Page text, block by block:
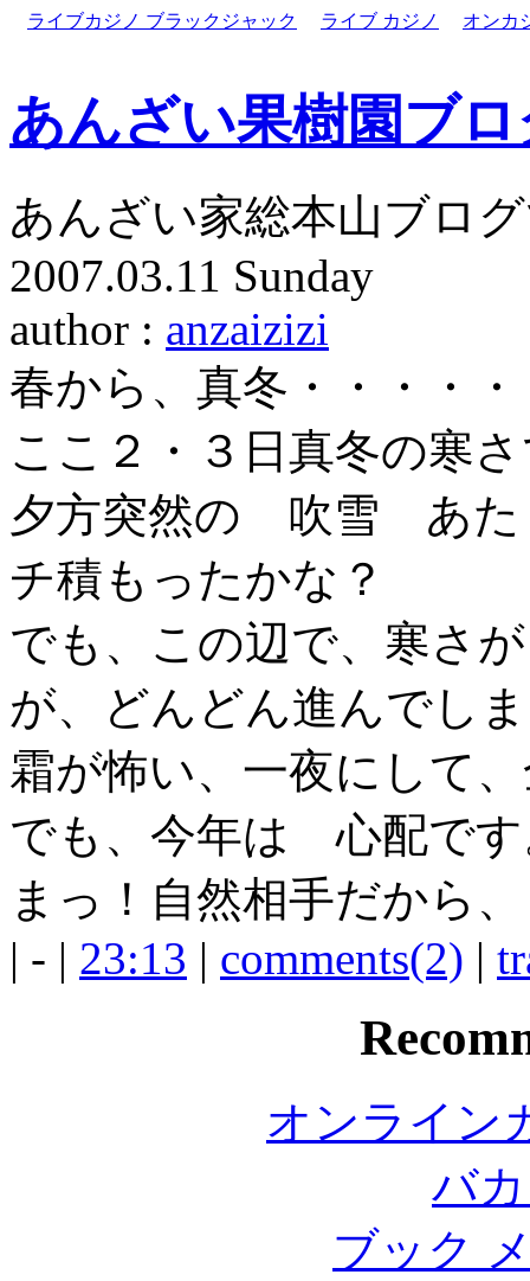
ライブカジノ ブラックジャック ライブ カジノ オンカ
あんざい果樹園ブ
あんざい家総本山ブロ
2007.03.11 Sunday
author : anzaizizi
春から、真冬・・・・・
ここ２・３日真冬の寒
夕方突然の 吹雪 あ
チ積もったかな？
でも、この辺で、寒さ
が、どんどん進んでし
霜が怖い、一夜にして
でも、今年は 心配です
まっ！自然相手だから
| - | 23:13 | comments(2) |
オンライン
バ
ブック